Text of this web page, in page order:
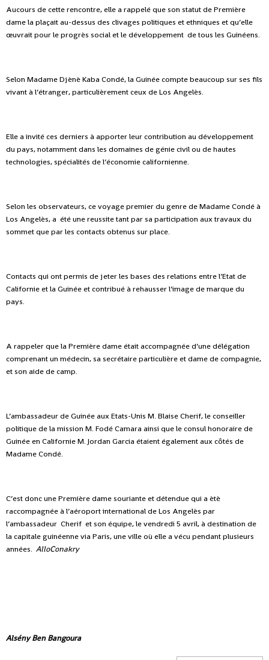
Aucours de cette rencontre, elle a rappelé que son statut de Première
dame la plaçait au-dessus des clivages politiques et ethniques et qu’elle
œuvrait pour le progrès social et le développement de tous les Guinéens.
Selon Madame Djènè Kaba Condé, la Guinée compte beaucoup sur ses fils
vivant à l’étranger, particulièrement ceux de Los Angelès.
Elle a invité ces derniers à apporter leur contribution au développement
du pays, notamment dans les domaines de génie civil ou de hautes
technologies, spécialités de l’économie californienne.
Selon les observateurs, ce voyage premier du genre de Madame Condé à
Los Angelès, a été une reussite tant par sa participation aux travaux du
sommet que par les contacts obtenus sur place.
Contacts qui ont permis de jeter les bases des relations entre l’Etat de
Californie et la Guinée et contribué à rehausser l’image de marque du
pays.
A rappeler que la Première dame était accompagnée d’une délégation
comprenant un médecin, sa secrétaire particulière et dame de compagnie,
et son aide de camp.
L’ambassadeur de Guinée aux Etats-Unis M. Blaise Cherif, le conseiller
politique de la mission M. Fodé Camara ainsi que le consul honoraire de
Guinée en Californie M. Jordan Garcia étaient également aux côtés de
Madame Condé.
C’est donc une Première dame souriante et détendue qui a ètè
raccompagnée à l’aéroport international de Los Angelès par
l’ambassadeur Cherif et son équipe, le vendredi 5 avril, à destination de
la capitale guinéenne via Paris, une ville où elle a vécu pendant plusieurs
années. AlloConakry
Alsény Ben Bangoura